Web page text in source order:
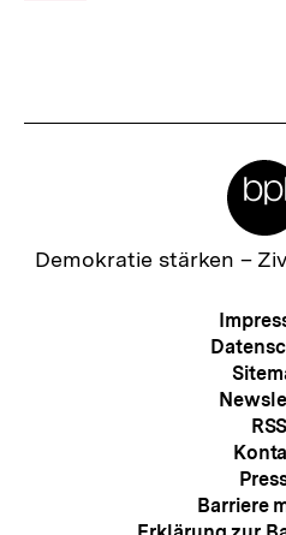
Zur
Demokratie stärken –
RSS
Barriere